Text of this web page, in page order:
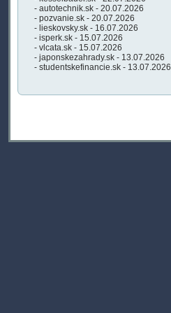
- autotechnik.sk - 20.07.2026
- pozvanie.sk - 20.07.2026
- lieskovsky.sk - 16.07.2026
- isperk.sk - 15.07.2026
- vlcata.sk - 15.07.2026
- japonskezahrady.sk - 13.07.2026
- studentskefinancie.sk - 13.07.2026